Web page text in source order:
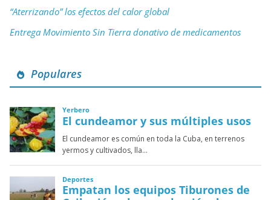
“Aterrizando” los efectos del calor global
Entrega Movimiento Sin Tierra donativo de medicamentos
Populares